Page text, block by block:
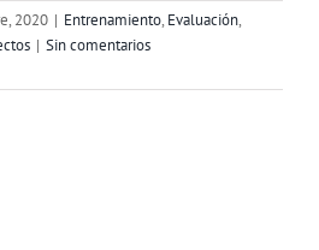
2020 | Entrenamiento, Evaluación,
| Sin comentarios